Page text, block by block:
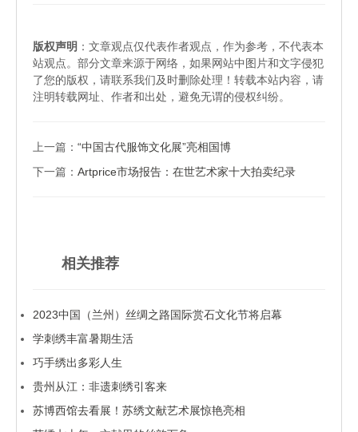
版权声明 ：文章观点仅代表作者观点，作为参考，不代表本
站观点。部分文章来源于网络，如果网站中图片和文字侵犯
了您的版权，请联系我们及时删除处理！转载本站内容，请
注明转载网址、作者和出处，避免无谓的侵权纠纷。
上一篇： “中国古代服饰文化展”亮相国博
下一篇： Artprice市场报告：在世艺术家十大拍卖纪录
相关推荐
2023中国（兰州）丝绸之路国际赏石文化节将启幕
学刺绣丰富暑期生活
巧手绣出多彩人生
贵州从江：非遗刺绣引客来
苏博西馆去看展！苏绣文献艺术展惊艳亮相